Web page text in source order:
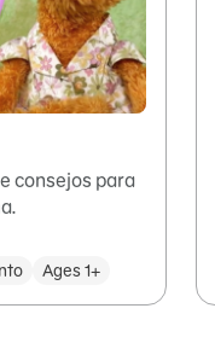
consejos para
Ages 1+